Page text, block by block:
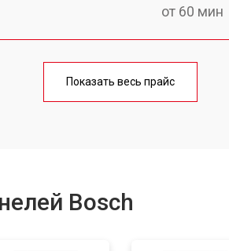
от 60 мин
от 140 мин
Показать весь прайс
Bosch